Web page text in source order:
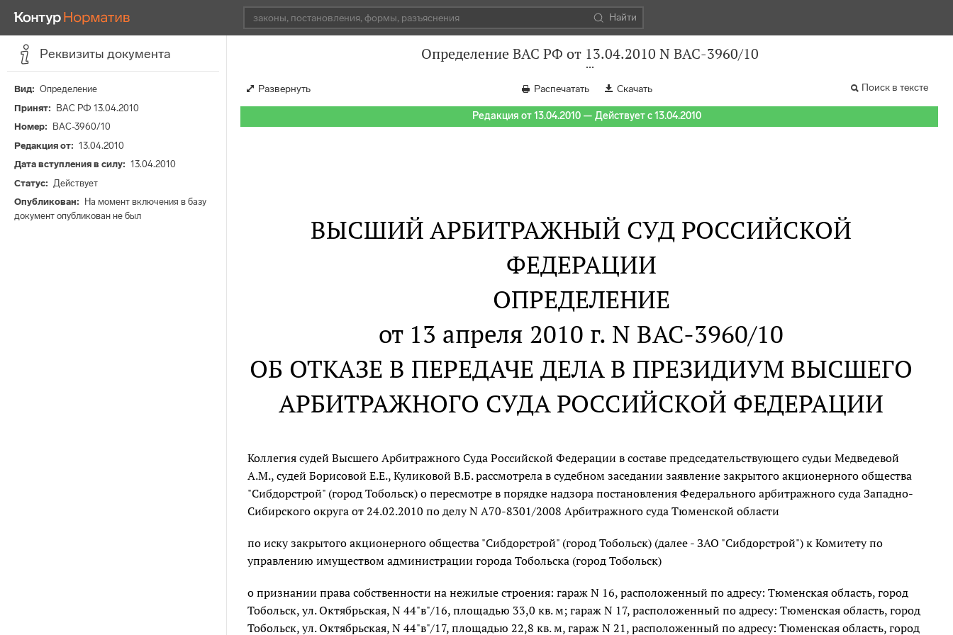
Найти
Реквизиты документа
Вид
Определение
Принят
ВАС РФ 13.04.2010
Номер
ВАС-3960/10
Редакция от
13.04.2010
Дата вступления в силу
13.04.2010
Статус
Действует
Опубликован
На момент включения в базу
документ опубликован не был
Определение ВАС РФ от 13.04.2010 N ВАС-3960/10
Развернуть Распечатать Скачать Поиск в тексте
Редакция от 13.04.2010 — Действует с 13.04.2010
ВЫСШИЙ АРБИТРАЖНЫЙ СУД РОССИЙСКОЙ
ФЕДЕРАЦИИ
ОПРЕДЕЛЕНИЕ
от 13 апреля 2010 г. N ВАС-3960/10
ОБ ОТКАЗЕ В ПЕРЕДАЧЕ ДЕЛА В ПРЕЗИДИУМ ВЫСШЕГО
АРБИТРАЖНОГО СУДА РОССИЙСКОЙ ФЕДЕРАЦИИ
Коллегия судей Высшего Арбитражного Суда Российской Федерации в составе председательствующего судьи Медведевой
А.М., судей Борисовой Е.Е., Куликовой В.Б. рассмотрела в судебном заседании заявление закрытого акционерного общества
"Сибдорстрой" (город Тобольск) о пересмотре в порядке надзора постановления Федерального арбитражного суда Западно-
Сибирского округа от 24.02.2010 по делу N А70-8301/2008 Арбитражного суда Тюменской области
по иску закрытого акционерного общества "Сибдорстрой" (город Тобольск) (далее - ЗАО "Сибдорстрой") к Комитету по
управлению имуществом администрации города Тобольска (город Тобольск)
о признании права собственности на нежилые строения: гараж N 16, расположенный по адресу: Тюменская область, город
Тобольск, ул. Октябрьская, N 44"в"/16, площадью 33,0 кв. м; гараж N 17, расположенный по адресу: Тюменская область, город
Тобольск, ул. Октябрьская, N 44"в"/17, площадью 22,8 кв. м, гараж N 21, расположенный по адресу: Тюменская область, город